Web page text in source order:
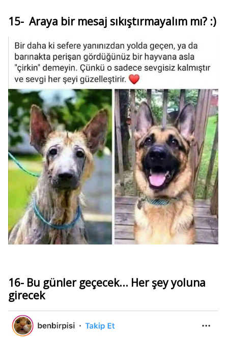
15- Araya bir mesaj sıkıştırmayalım mı? :)
16- Bu günler geçecek... Her şey yoluna
girecek